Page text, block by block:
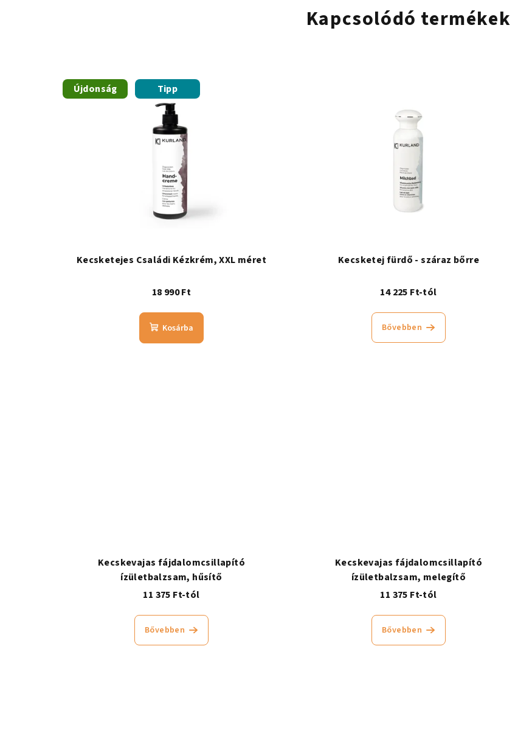
Kapcsolódó termékek
Újdonság Tipp
Kecsketejes Családi Kézkrém, XXL méret
18 990 Ft
Kosárba
Kecsketej fürdő - száraz bőrre
14 225 Ft-tól
Bővebben
Kecskevajas fájdalomcsillapító
ízületbalzsam, hűsítő
11 375 Ft-tól
Bővebben
Kecskevajas fájdalomcsillapító
ízületbalzsam, melegítő
11 375 Ft-tól
Bővebben